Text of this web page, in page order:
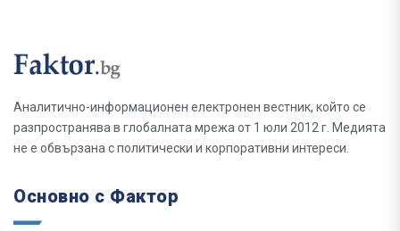
Аналитично-информационен електронен вестник, който се
разпространява в глобалната мрежа от 1 юли 2012 г. Медията
не е обвързана с политически и корпоративни интереси.
Основно с Фактор